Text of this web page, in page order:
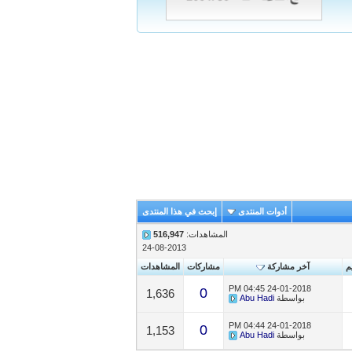
أدوات المنتدى إبحث في هذا المنتدى
المشاهدات:516,947
24-08-2013
آخر مشاركة مشاركات المشاهدات
24-01-2018
04:45 PM
بواسطةAbu Hadi
0
1,636
24-01-2018
04:44 PM
بواسطةAbu Hadi
0
1,153